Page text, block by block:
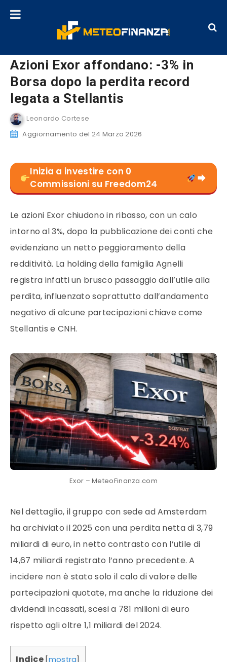
Azioni Exor affondano: -3% in
Borsa dopo la perdita record
legata a Stellantis
Leonardo Cortese
Aggiornamento del 24 Marzo 2026
Inizia a investire con 0
Commissioni su Freedom24
Le azioni Exor chiudono in ribasso, con un calo
intorno al 3%, dopo la pubblicazione dei conti che
evidenziano un netto peggioramento della
redditività. La holding della famiglia Agnelli
registra infatti un brusco passaggio dall’utile alla
perdita, influenzato soprattutto dall’andamento
negativo di alcune partecipazioni chiave come
Stellantis e CNH.
Exor – MeteoFinanza.com
Nel dettaglio, il gruppo con sede ad Amsterdam
ha archiviato il 2025 con una perdita netta di 3,79
miliardi di euro, in netto contrasto con l’utile di
14,67 miliardi registrato l’anno precedente. A
incidere non è stato solo il calo di valore delle
partecipazioni quotate, ma anche la riduzione dei
dividendi incassati, scesi a 781 milioni di euro
rispetto agli oltre 1,1 miliardi del 2024.
Indice [mostra]